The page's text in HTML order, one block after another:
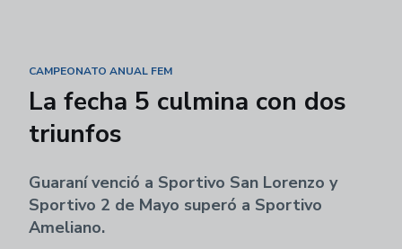
CAMPEONATO ANUAL FEM
La fecha 5 culmina con dos
triunfos
Guaraní venció a Sportivo San Lorenzo y
Sportivo 2 de Mayo superó a Sportivo
Ameliano.